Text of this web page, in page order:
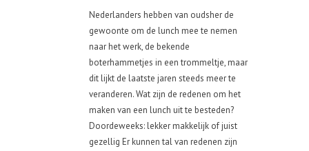
Nederlanders hebben van oudsher de
gewoonte om de lunch mee te nemen
naar het werk, de bekende
boterhammetjes in een trommeltje, maar
dit lijkt de laatste jaren steeds meer te
veranderen. Wat zijn de redenen om het
maken van een lunch uit te besteden?
Doordeweeks: lekker makkelijk of juist
gezellig Er kunnen tal van redenen zijn